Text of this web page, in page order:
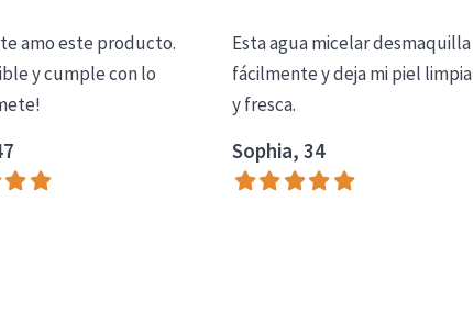
amo este producto.
y cumple con lo
Esta agua micelar desmaquilla
fácilmente y deja mi piel limpia
y fresca.
Sophia, 34